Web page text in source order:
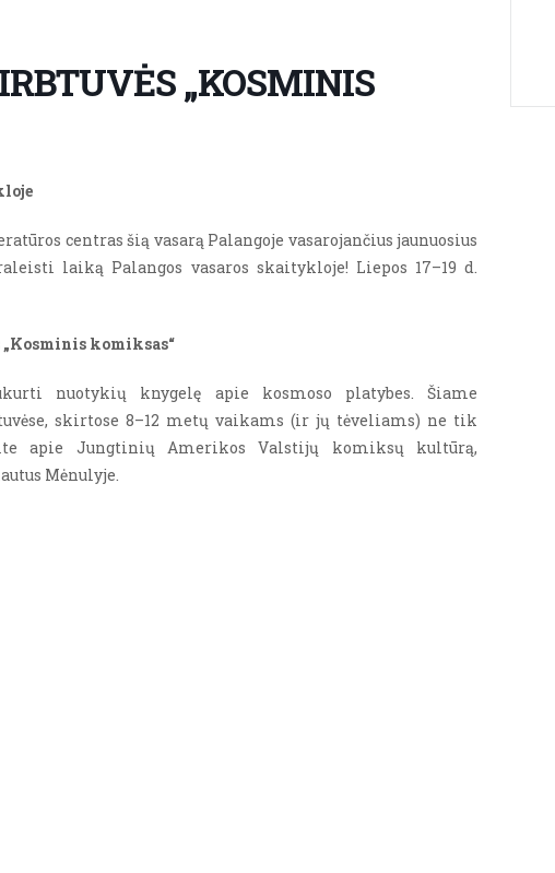
„KOSMINIS
centras šią vasarą Palangoje vasarojančius jaunuosius
laiką Palangos vasaros skaitykloje! Liepos 17–19 d.
komiksas“
nuotykių knygelę apie kosmoso platybes. Šiame
skirtose 8–12 metų vaikams (ir jų tėveliams) ne tik
apie Jungtinių Amerikos Valstijų komiksų kultūrą,
Mėnulyje.